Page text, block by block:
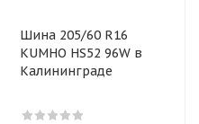
Шина 205/60 R16
KUMHO HS52 96W в
Калининграде